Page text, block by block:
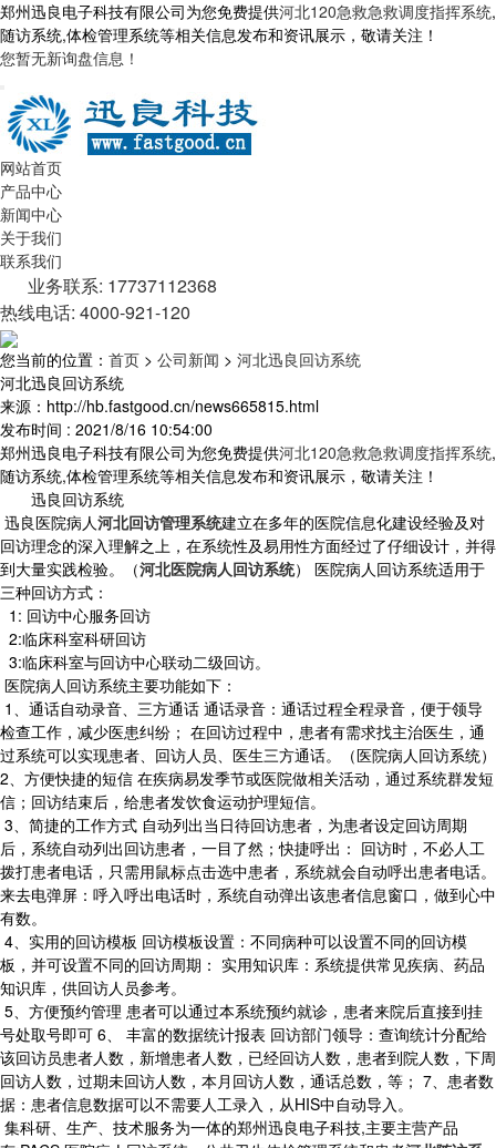
郑州迅良电子科技有限公司为您免费提供河北120急救急救调度指挥系统,
随访系统,体检管理系统等相关信息发布和资讯展示，敬请关注！
您暂无新询盘信息！
网站首页
产品中心
新闻中心
关于我们
联系我们
业务联系: 17737112368
热线电话: 4000-921-120
您当前的位置： 首页 > 公司新闻 > 河北迅良回访系统
河北迅良回访系统
来源：http://hb.fastgood.cn/news665815.html
发布时间 : 2021/8/16 10:54:00
郑州迅良电子科技有限公司为您免费提供河北120急救急救调度指挥系统,
随访系统,体检管理系统等相关信息发布和资讯展示，敬请关注！
迅良回访系统
迅良医院病人河北回访管理系统建立在多年的医院信息化建设经验及对
回访理念的深入理解之上，在系统性及易用性方面经过了仔细设计，并得
到大量实践检验。（河北医院病人回访系统） 医院病人回访系统适用于
三种回访方式：
1: 回访中心服务回访
2:临床科室科研回访
3:临床科室与回访中心联动二级回访。
医院病人回访系统主要功能如下：
1、通话自动录音、三方通话 通话录音：通话过程全程录音，便于领导
检查工作，减少医患纠纷； 在回访过程中，患者有需求找主治医生，通
过系统可以实现患者、回访人员、医生三方通话。（医院病人回访系统）
2、方便快捷的短信 在疾病易发季节或医院做相关活动，通过系统群发短
信；回访结束后，给患者发饮食运动护理短信。
3、简捷的工作方式 自动列出当日待回访患者，为患者设定回访周期
后，系统自动列出回访患者，一目了然；快捷呼出： 回访时，不必人工
拨打患者电话，只需用鼠标点击选中患者，系统就会自动呼出患者电话。
来去电弹屏：呼入呼出电话时，系统自动弹出该患者信息窗口，做到心中
有数。
4、实用的回访模板 回访模板设置：不同病种可以设置不同的回访模
板，并可设置不同的回访周期： 实用知识库：系统提供常见疾病、药品
知识库，供回访人员参考。
5、方便预约管理 患者可以通过本系统预约就诊，患者来院后直接到挂
号处取号即可 6、 丰富的数据统计报表 回访部门领导：查询统计分配给
该回访员患者人数，新增患者人数，已经回访人数，患者到院人数，下周
回访人数，过期未回访人数，本月回访人数，通话总数，等； 7、患者数
据：患者信息数据可以不需要人工录入，从HIS中自动导入。
集科研、生产、技术服务为一体的郑州迅良电子科技,主要主营产品